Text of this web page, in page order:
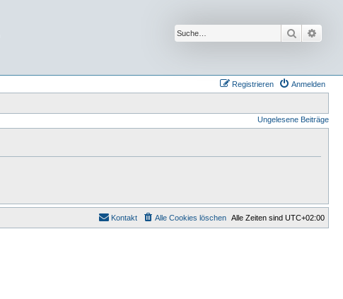
Suche
Anmelden
Registrieren
Ungelesene Beiträge
Alle Zeiten sind UTC+02:00
Alle Cookies löschen
Kontakt